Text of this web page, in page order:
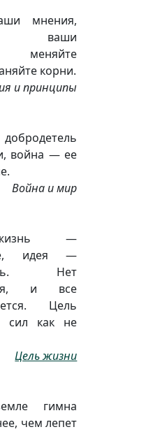
мнения,
ваши
меняйте
корни.
и принципы
война — ее
Война и мир
—
идея —
Нет
и все
Цель
сил как не
Цель жизни
гимна
чем лепет